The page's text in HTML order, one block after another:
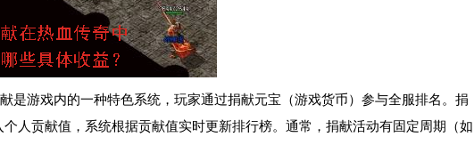
是游戏内的一种特色系统，玩家通过捐献元宝（游戏货币）参与全服排名。捐
个人贡献值，系统根据贡献值实时更新排行榜。通常，捐献活动有固定周期（如